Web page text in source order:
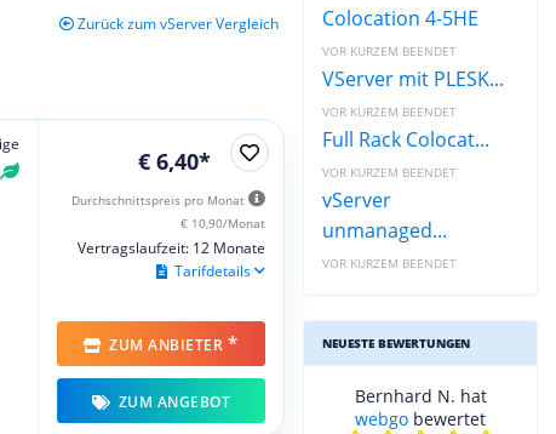
Zurück zum vServer Vergleich
€ 6,40*
Durchschnittspreis pro Monat
€ 10,90/Monat
Vertragslaufzeit: 12 Monate
Tarifdetails
ZUM ANBIETER *
ZUM ANGEBOT
Colocation 4-5HE
VOR KURZEM BEENDET
VServer mit PLESK...
VOR KURZEM BEENDET
Full Rack Colocat...
VOR KURZEM BEENDET
vServer
unmanaged...
VOR KURZEM BEENDET
NEUESTE BEWERTUNGEN
Bernhard N. hat
webgo bewertet